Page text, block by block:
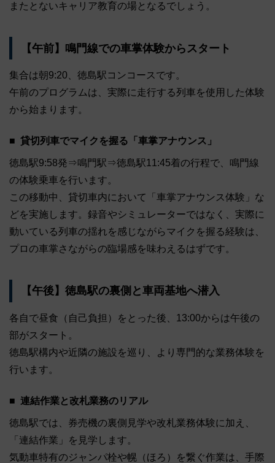
またとないキャリア教育の場となるでしょう。
【午前】鳴門線での車掌体験からスタート
集合は朝9:20、徳島駅コンコースです。
午前のプログラムは、実際に走行する列車を使用した体験
から始まります。
貸切列車でマイクを握る「車掌アナウンス」
徳島駅9:58発⇒鳴門駅⇒徳島駅11:45着の行程で、鳴門線
の体験乗車を行います。
この移動中、貸切車内において「車掌アナウンス体験」な
どを実施します。録音やシミュレーターではなく、実際に
動いている列車の揺れを感じながらマイクを握る経験は、
プロの車掌さながらの臨場感を味わえるはずです。
【午後】徳島駅の裏側と車両基地へ潜入
各自で昼食（自己負担）をとった後、13:00からは午後の
部がスタート。
徳島駅構内や近隣の施設を巡り、より専門的な業務体験を
行います。
連結作業と改札業務のリアル
徳島駅では、券売機の裏側見学や改札業務体験に加え、
「連結作業」を見学します。
気動車特有のジャンパ栓や幌（ほろ）を繋ぐ作業は、手際